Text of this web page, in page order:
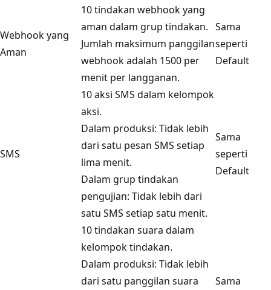
Webhook yang
Aman
10 tindakan webhook yang
aman dalam grup tindakan.
Jumlah maksimum panggilan
webhook adalah 1500 per
menit per langganan.
Sama
seperti
Default
SMS
10 aksi SMS dalam kelompok
aksi.
Dalam produksi: Tidak lebih
dari satu pesan SMS setiap
lima menit.
Dalam grup tindakan
pengujian: Tidak lebih dari
satu SMS setiap satu menit.
Sama
seperti
Default
10 tindakan suara dalam
kelompok tindakan.
Dalam produksi: Tidak lebih
dari satu panggilan suara
Sama